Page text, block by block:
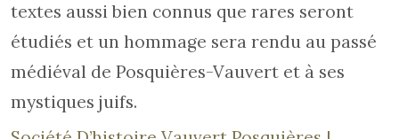
textes aussi bien connus que rares seront
étudiés et un hommage sera rendu au passé
médiéval de Posquières-Vauvert et à ses
mystiques juifs.